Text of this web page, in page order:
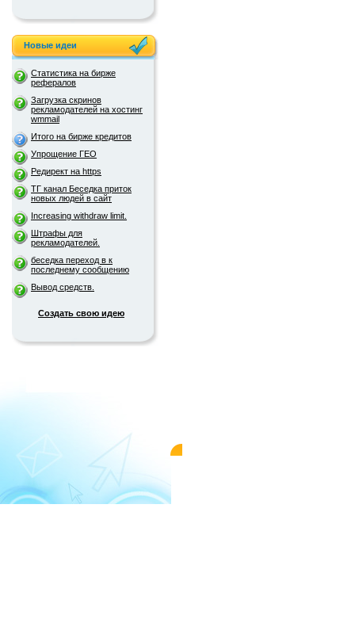
Новые идеи
Статистика на бирже
рефералов
Загрузка скринов
рекламодателей на хостинг
wmmail
Итого на бирже кредитов
Упрощение ГЕО
Редирект на https
ТГ канал Беседка приток
новых людей в сайт
Increasing withdraw limit.
Штрафы для
рекламодателей.
беседка переход в к
последнему сообщению
Вывод средств.
Создать свою идею